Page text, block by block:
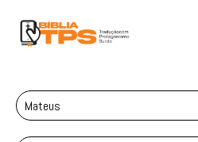
Mateus